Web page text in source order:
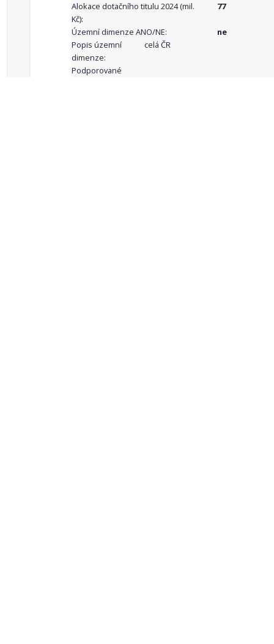
Alokace dotačního titulu 2024 (mil.
Kč):
77
Územní dimenze ANO/NE:
ne
Popis územní
dimenze:
celá ČR
Podporované